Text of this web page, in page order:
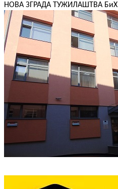
НОВА ЗГРАДА ТУЖИЛАШТВА БиХ